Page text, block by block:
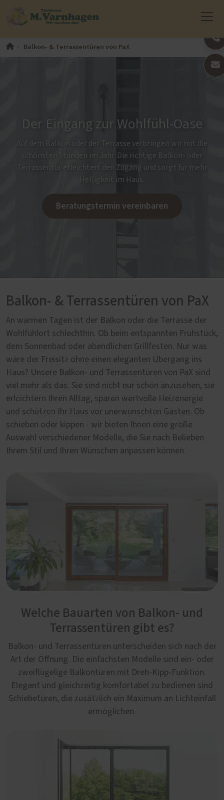
Balkon- & Terrassentüren von PaX
Der Eingang zur Wohlfühl-Oase
Auf dem Balkon oder der Terrasse verbringen wir mit die
schönsten Stunden im Jahr. Die richtige Balkon- oder
Terrassentür erleichtert den Zugang und sorgt für mehr
Helligkeit im Haus.
Beratungstermin vereinbaren
Balkon- & Terrassentüren von PaX
An warmen Tagen ist der Balkon oder die Terrasse der
Wohlfühlort schlechthin. Ob beim entspannten Frühstück,
dem Sonnenbad oder abendlichen Grillfesten. Nur was
wäre der Freisitz ohne einen eleganten Übergang ins
Haus? Unsere Balkon- und Terrassentüren von PaX sind
viel mehr als das. Sie sind nicht nur schön anzusehen, sie
erleichtern Ihren Alltag, sparen wertvolle Heizenergie
und schützen Ihr Haus vor unerwünschten Gästen. Ob
schieben oder kippen - wir bieten Ihnen eine große
Auswahl verschiedener Modelle, die Sie nach Belieben
Ihrem Stil und Ihren Wünschen anpassen können.
Welche Bauarten von Balkon- und
Terrassentüren gibt es?
Balkon- und Terrassentüren unterscheiden sich nach der
Art der Öffnung. Die einfachsten Modelle sind ein- oder
zweiflügelige Balkontüren mit Dreh-Kipp-Funktion.
Elegant und gleichzeitig komfortabel zu bedienen sind
Schiebetüren, die zusätzlich ein Maximum an Lichteinfall
ermöglichen.